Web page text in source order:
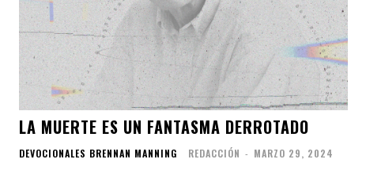
LA MUERTE ES UN FANTASMA DERROTADO
DEVOCIONALES BRENNAN MANNING REDACCIÓN - MARZO 29, 2024